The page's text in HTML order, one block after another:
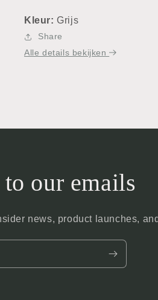
Kleur:Grijs
Share
Alle details bekijken
our emails
news, product launches,